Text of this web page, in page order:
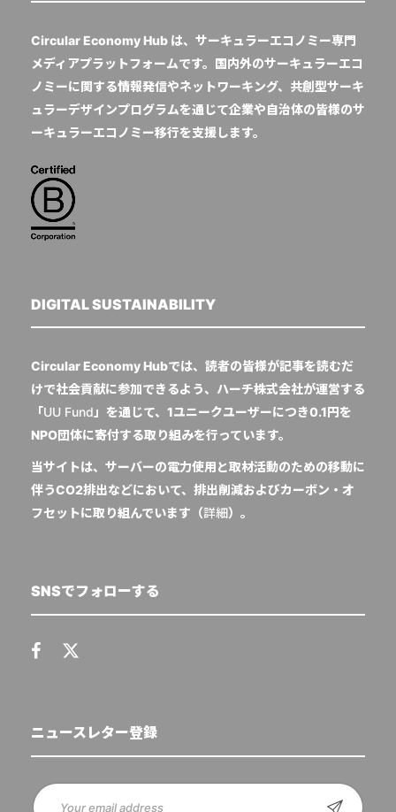
Circular Economy Hub は、サーキュラーエコノミー専門
メディアプラットフォームです。国内外のサーキュラーエコ
ノミーに関する情報発信やネットワーキング、共創型サーキ
ュラーデザインプログラムを通じて企業や自治体の皆様のサ
ーキュラーエコノミー移行を支援します。
DIGITAL SUSTAINABILITY
Circular Economy Hubでは、読者の皆様が記事を読むだ
けで社会貢献に参加できるよう、ハーチ株式会社が運営する
「UU Fund 」を通じて、1ユニークユーザーにつき0.1円を
NPO団体に寄付する取り組みを行っています。
当サイトは、サーバーの電力使用と取材活動のための移動に
伴うCO2排出などにおいて、排出削減およびカーボン・オ
フセットに取り組んでいます（詳細）。
SNSでフォローする
ニュースレター登録